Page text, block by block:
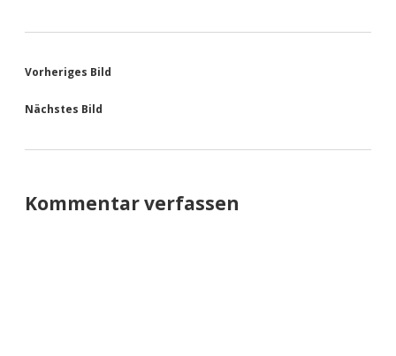
Vorheriges Bild
Nächstes Bild
Kommentar verfassen